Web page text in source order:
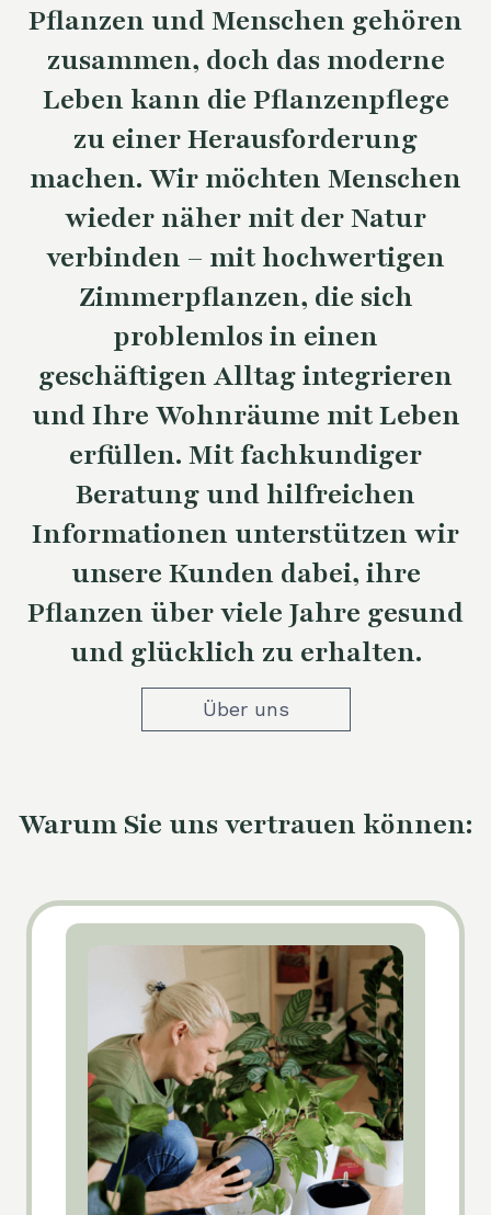
Pflanzen und Menschen gehören
zusammen, doch das moderne
Leben kann die Pflanzenpflege
zu einer Herausforderung
machen. Wir möchten Menschen
wieder näher mit der Natur
verbinden – mit hochwertigen
Zimmerpflanzen, die sich
problemlos in einen
geschäftigen Alltag integrieren
und Ihre Wohnräume mit Leben
erfüllen. Mit fachkundiger
Beratung und hilfreichen
Informationen unterstützen wir
unsere Kunden dabei, ihre
Pflanzen über viele Jahre gesund
und glücklich zu erhalten.
Über uns
Warum Sie uns vertrauen können: